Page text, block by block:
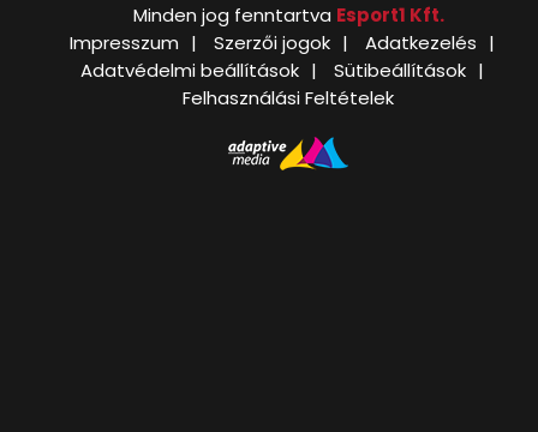
Minden jog fenntartva Esport1 Kft.
Impresszum
Szerzői jogok
Adatkezelés
Adatvédelmi beállítások
Sütibeállítások
Felhasználási Feltételek